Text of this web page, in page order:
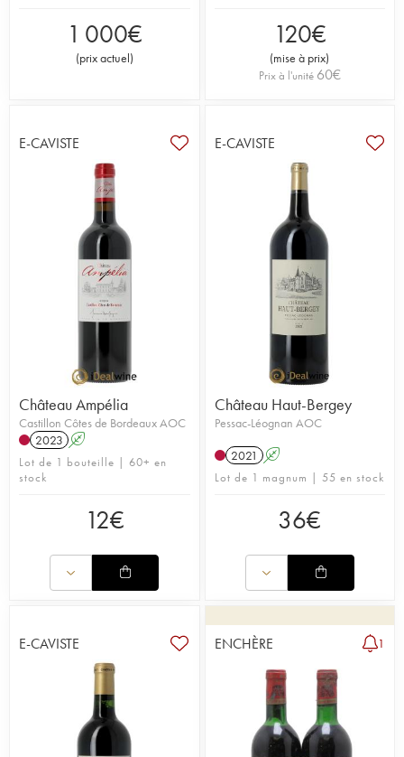
1 000€
(prix actuel)
120€
(mise à prix)
Prix à l'unité 60€
E-CAVISTE
Château Ampélia
Castillon Côtes de Bordeaux AOC
2023 A
Lot de 1 bouteille | 60+ en
stock
12€
E-CAVISTE
Château Haut-Bergey
Pessac-Léognan AOC
2021 A
Lot de 1 magnum | 55 en stock
36€
E-CAVISTE ENCHÈRE 1